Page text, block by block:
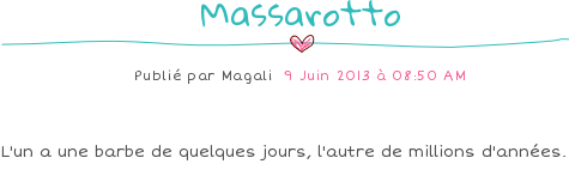
Publié par Magali 9 Juin 2013 à 08:50 AM
L'un a une barbe de quelques jours, l'autre de millions d'années.